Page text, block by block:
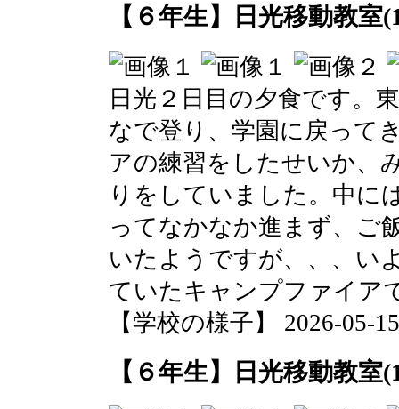
【６年生】日光移動教室
日光２日目の夕食です。
なで登り、学園に戻って
アの練習をしたせいか、
りをしていました。中に
ってなかなか進まず、ご
いたようですが、、、い
ていたキャンプファイア
【学校の様子】 2026-05-
【６年生】日光移動教室